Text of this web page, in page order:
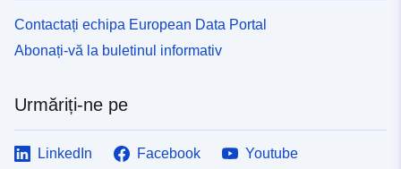
73109464e9c5
uriRef:
http://data.europa.eu/88u/dataset/
Contactați echipa European Data Portal
Abonați-vă la buletinul informativ
Urmăriți-ne pe
LinkedIn Facebook
Youtube